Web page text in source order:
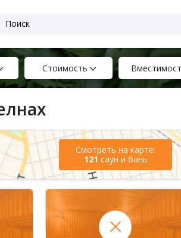
Стоимость
Смотреть на карте:
121саун и бань